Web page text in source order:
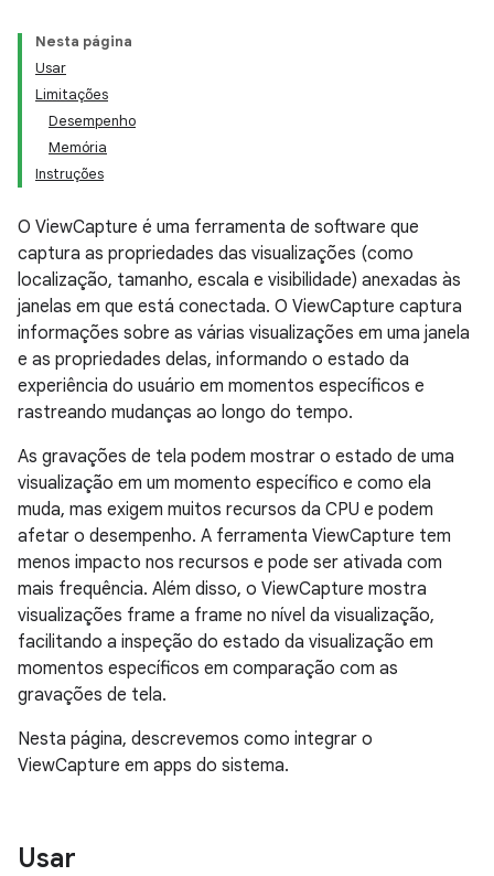
Nesta página
Usar
Limitações
Desempenho
Memória
Instruções
O ViewCapture é uma ferramenta de software que
captura as propriedades das visualizações (como
localização, tamanho, escala e visibilidade) anexadas às
janelas em que está conectada. O ViewCapture captura
informações sobre as várias visualizações em uma janela
e as propriedades delas, informando o estado da
experiência do usuário em momentos específicos e
rastreando mudanças ao longo do tempo.
As gravações de tela podem mostrar o estado de uma
visualização em um momento específico e como ela
muda, mas exigem muitos recursos da CPU e podem
afetar o desempenho. A ferramenta ViewCapture tem
menos impacto nos recursos e pode ser ativada com
mais frequência. Além disso, o ViewCapture mostra
visualizações frame a frame no nível da visualização,
facilitando a inspeção do estado da visualização em
momentos específicos em comparação com as
gravações de tela.
Nesta página, descrevemos como integrar o
ViewCapture em apps do sistema.
Usar